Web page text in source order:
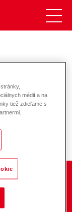
a životné
médií a na
tiež zdieľame s